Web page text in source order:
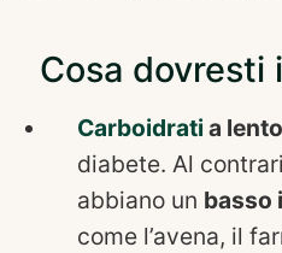
Cosa dovresti
Carboidrati a
diabete. Al
abbiano un basso
come l’avena, il